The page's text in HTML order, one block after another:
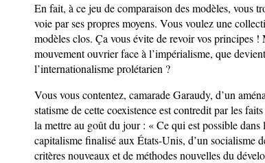
En fait, à ce jeu de comparaison des modèles, vous
voie par ses propres moyens. Vous voulez une
modèles clos. Ça vous évite de revoir vos principes
mouvement ouvrier face à l’impérialisme, que
l’internationalisme prolétarien ?
Vous vous contentez, camarade Garaudy, d’un
statisme de cette coexistence est contredit par les
la mettre au goût du jour : « Ce qui est possible dans
capitalisme finalisé aux États-Unis, d’un socialisme
critères nouveaux et de méthodes nouvelles du